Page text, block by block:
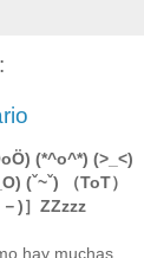
(*^o^*) (>_<)
(ˇ~ˇ) （ToT）
)］ZZzzz
hay muchas